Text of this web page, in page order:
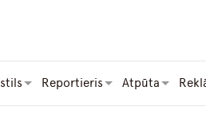
Reportieris Atpūta